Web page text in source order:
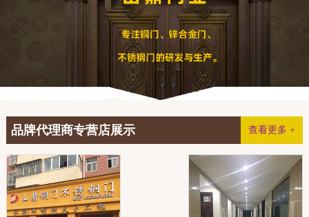
查看更多 +
品牌代理商专营店展示